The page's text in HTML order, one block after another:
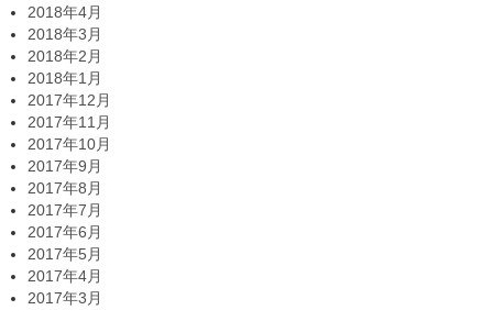
2018年4月
2018年3月
2018年2月
2018年1月
2017年12月
2017年11月
2017年10月
2017年9月
2017年8月
2017年7月
2017年6月
2017年5月
2017年4月
2017年3月